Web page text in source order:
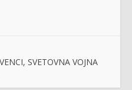
SVETOVNA VOJNA